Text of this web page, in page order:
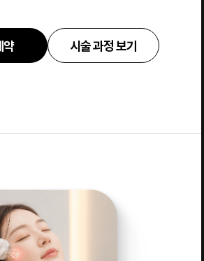
약 시술 과정 보기